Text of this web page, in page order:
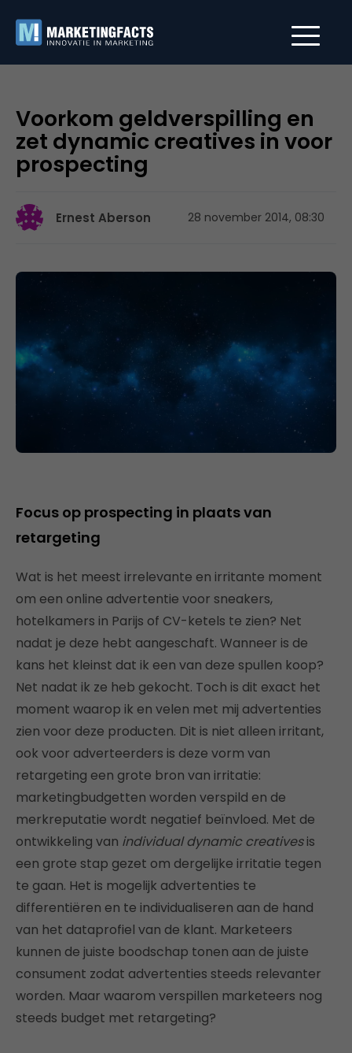
Voorkom geldverspilling en
zet dynamic creatives in voor
prospecting
Ernest Aberson 28 november 2014, 08:30
Focus op prospecting in plaats van
retargeting
Wat is het meest irrelevante en irritante moment
om een online advertentie voor sneakers,
hotelkamers in Parijs of CV-ketels te zien? Net
nadat je deze hebt aangeschaft. Wanneer is de
kans het kleinst dat ik een van deze spullen koop?
Net nadat ik ze heb gekocht. Toch is dit exact het
moment waarop ik en velen met mij advertenties
zien voor deze producten. Dit is niet alleen irritant,
ook voor adverteerders is deze vorm van
retargeting een grote bron van irritatie:
marketingbudgetten worden verspild en de
merkreputatie wordt negatief beïnvloed. Met de
ontwikkeling van individual dynamic creativesis
een grote stap gezet om dergelijke irritatie tegen
te gaan. Het is mogelijk advertenties te
differentiëren en te individualiseren aan de hand
van het dataprofiel van de klant. Marketeers
kunnen de juiste boodschap tonen aan de juiste
consument zodat advertenties steeds relevanter
worden. Maar waarom verspillen marketeers nog
steeds budget met retargeting?